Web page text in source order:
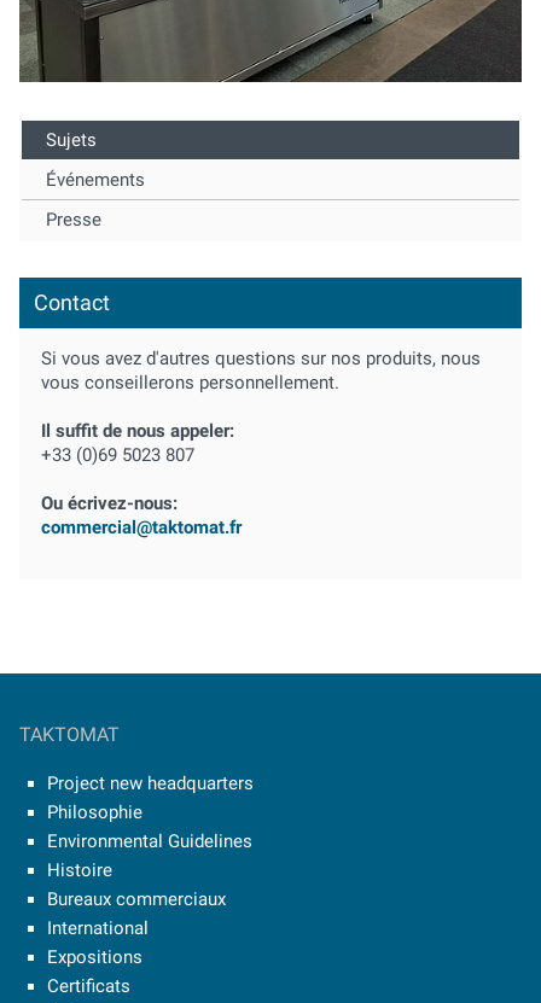
Sujets
Événements
Presse
Contact
Si vous avez d'autres questions sur nos produits, nous
vous conseillerons personnellement.
Il suffit de nous appeler:
+33 (0)69 5023 807
Ou écrivez-nous:
commercial@taktomat.fr
TAKTOMAT
Project new headquarters
Philosophie
Environmental Guidelines
Histoire
Bureaux commerciaux
International
Expositions
Certificats